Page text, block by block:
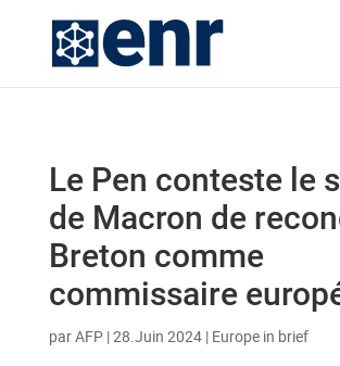
Le Pen conteste le
de Macron de
Breton comme
commissaire
parAFP|28.Juin 2024| Europe in brief